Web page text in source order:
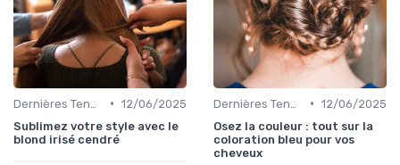
• 12/06/2025
Sublimez votre style avec le
blond irisé cendré
• 12/06/2025
Osez la couleur : tout sur la
coloration bleu pour vos
cheveux